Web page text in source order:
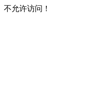
不允许访问！